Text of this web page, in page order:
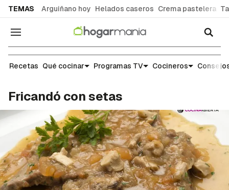
TEMAS Arguiñano hoy Helados caseros Crema pastelera
Navegación
Recetas
Recetas Qué cocinar Programas TV Cocineros
Fricandó con setas